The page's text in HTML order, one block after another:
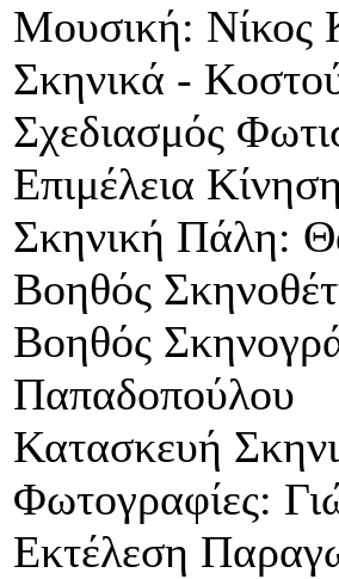
Μουσική: Νίκος
Σκηνικά -
Σχεδιασμός
Επιμέλεια
Σκηνική Πάλη:
Βοηθός
Βοηθός
Παπαδοπούλου
Κατασκευή
Φωτογραφίες:
Εκτέλεση